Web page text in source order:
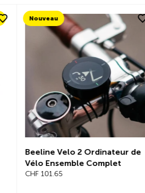
Nouveau
Antivol à chaîne, SEREA SWIFT
100cm Ø 6 mm
CHF 119.35